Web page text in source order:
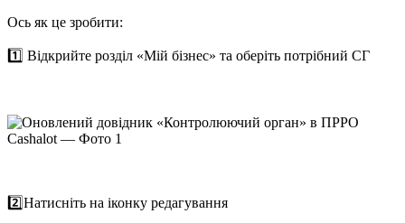
Ось як це зробити:
1️⃣ Відкрийте розділ «Мій бізнес» та оберіть потрібний СГ
2️⃣Натисніть на іконку редагування